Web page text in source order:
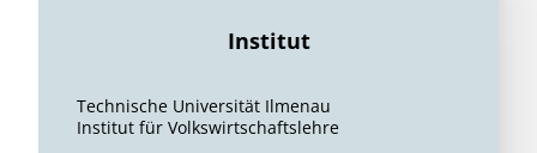
Institut
Technische Universität Ilmenau
Institut für Volkswirtschaftslehre